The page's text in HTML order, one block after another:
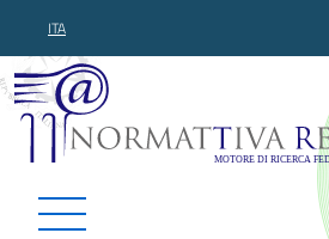
ITA
Normattiva